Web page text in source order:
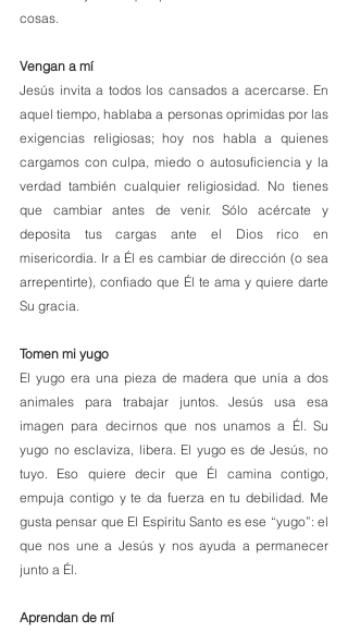
cosas.
Vengan a mí
Jesús invita a todos los cansados a acercarse. En
aquel tiempo, hablaba a personas oprimidas por las
exigencias religiosas; hoy nos habla a quienes
cargamos con culpa, miedo o autosuficiencia y la
verdad también cualquier religiosidad. No tienes
que cambiar antes de venir. Sólo acércate y
deposita tus cargas ante el Dios rico en
misericordia. Ir a Él es cambiar de dirección (o sea
arrepentirte), confiado que Él te ama y quiere darte
Su gracia.
Tomen mi yugo
El yugo era una pieza de madera que unía a dos
animales para trabajar juntos. Jesús usa esa
imagen para decirnos que nos unamos a Él. Su
yugo no esclaviza, libera. El yugo es de Jesús, no
tuyo. Eso quiere decir que Él camina contigo,
empuja contigo y te da fuerza en tu debilidad. Me
gusta pensar que El Espíritu Santo es ese “yugo”: el
que nos une a Jesús y nos ayuda a permanecer
junto a Él.
Aprendan de mí